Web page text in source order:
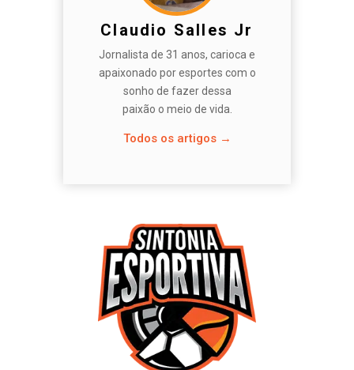
Claudio Salles Jr
Jornalista de 31 anos, carioca e
apaixonado por esportes com o
sonho de fazer dessa
paixão o meio de vida.
Todos os artigos →